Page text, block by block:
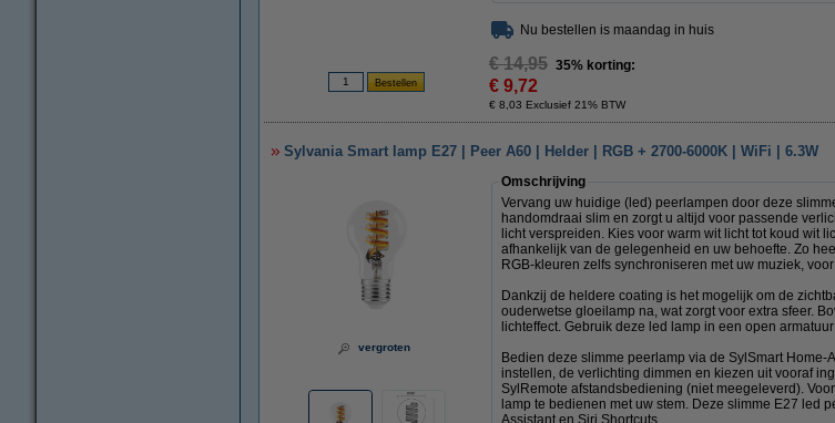
Nu bestellen is maandag in huis
€ 14,95 35% korting:
€ 9,72
€ 8,03 Exclusief 21% BTW
Sylvania Smart lamp E27 | Peer A60 | Helder | RGB + 2700-6000K | WiFi | 6.3W
vergroten
Omschrijving
Vervang uw huidige (led) peerlampen door deze
handomdraai slim en zorgt u altijd voor passende
licht verspreiden. Kies voor warm wit licht tot koud wit
afhankelijk van de gelegenheid en uw behoefte. Zo
RGB-kleuren zelfs synchroniseren met uw muziek,
Dankzij de heldere coating is het mogelijk om de
ouderwetse gloeilamp na, wat zorgt voor extra sfeer.
lichteffect. Gebruik deze led lamp in een open
Bedien deze slimme peerlamp via de SylSmart Home-
instellen, de verlichting dimmen en kiezen uit vooraf
SylRemote afstandsbediening (niet meegeleverd).
lamp te bedienen met uw stem. Deze slimme E27 led
Assistant en Siri Shortcuts.